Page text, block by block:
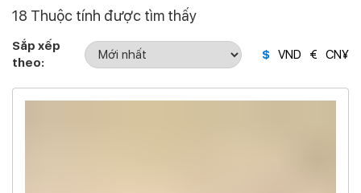
18 Thuộc tính được tìm thấy
Sắp xếp
theo:
$ VND € CN¥